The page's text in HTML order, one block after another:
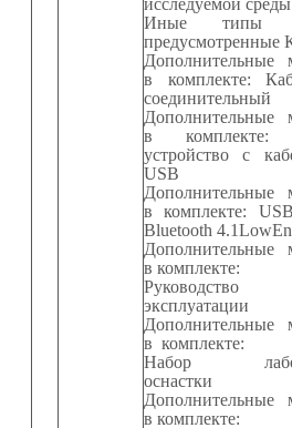
исследуемой среды
Иные типы
предусмотренные
Дополнительные
в комплекте:
соединительный
Дополнительные
в комплекте:
устройство с
USB
Дополнительные
в комплекте: USB
Bluetooth 4.1
Дополнительные
в комплекте:
эксплуатации
Дополнительные
в комплекте:
Набор
оснастки
Дополнительные
в комплекте: